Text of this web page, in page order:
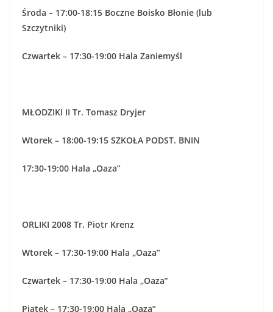
Środa – 17:00-18:15 Boczne Boisko Błonie (lub
Szczytniki)
Czwartek – 17:30-19:00 Hala Zaniemyśl
MŁODZIKI II Tr. Tomasz Dryjer
Wtorek – 18:00-19:15 SZKOŁA PODST. BNIN
17:30-19:00 Hala „Oaza”
ORLIKI 2008 Tr. Piotr Krenz
Wtorek – 17:30-19:00 Hala „Oaza”
Czwartek – 17:30-19:00 Hala „Oaza”
Piątek – 17:30-19:00 Hala „Oaza”